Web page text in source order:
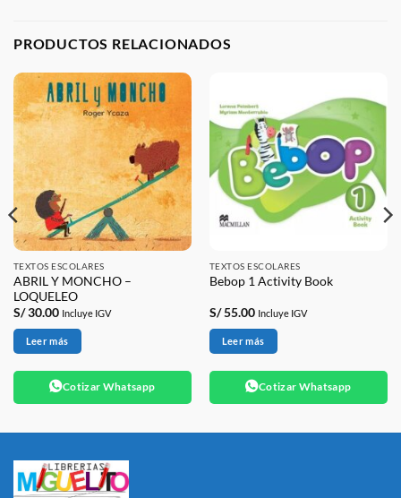
PRODUCTOS RELACIONADOS
TEXTOS ESCOLARES
ABRIL Y MONCHO –
LOQUELEO
S/30.00 Incluye IGV
Leer más
Cotizar Whatsapp
TEXTOS ESCOLARES
Bebop 1 Activity Book
S/55.00 Incluye IGV
Leer más
Cotizar Whatsapp